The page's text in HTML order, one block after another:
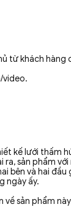
từ khách hàng
video.
kế lưới thấm
sản phẩm với
bên và hai
ngày ấy.
về sản phẩm